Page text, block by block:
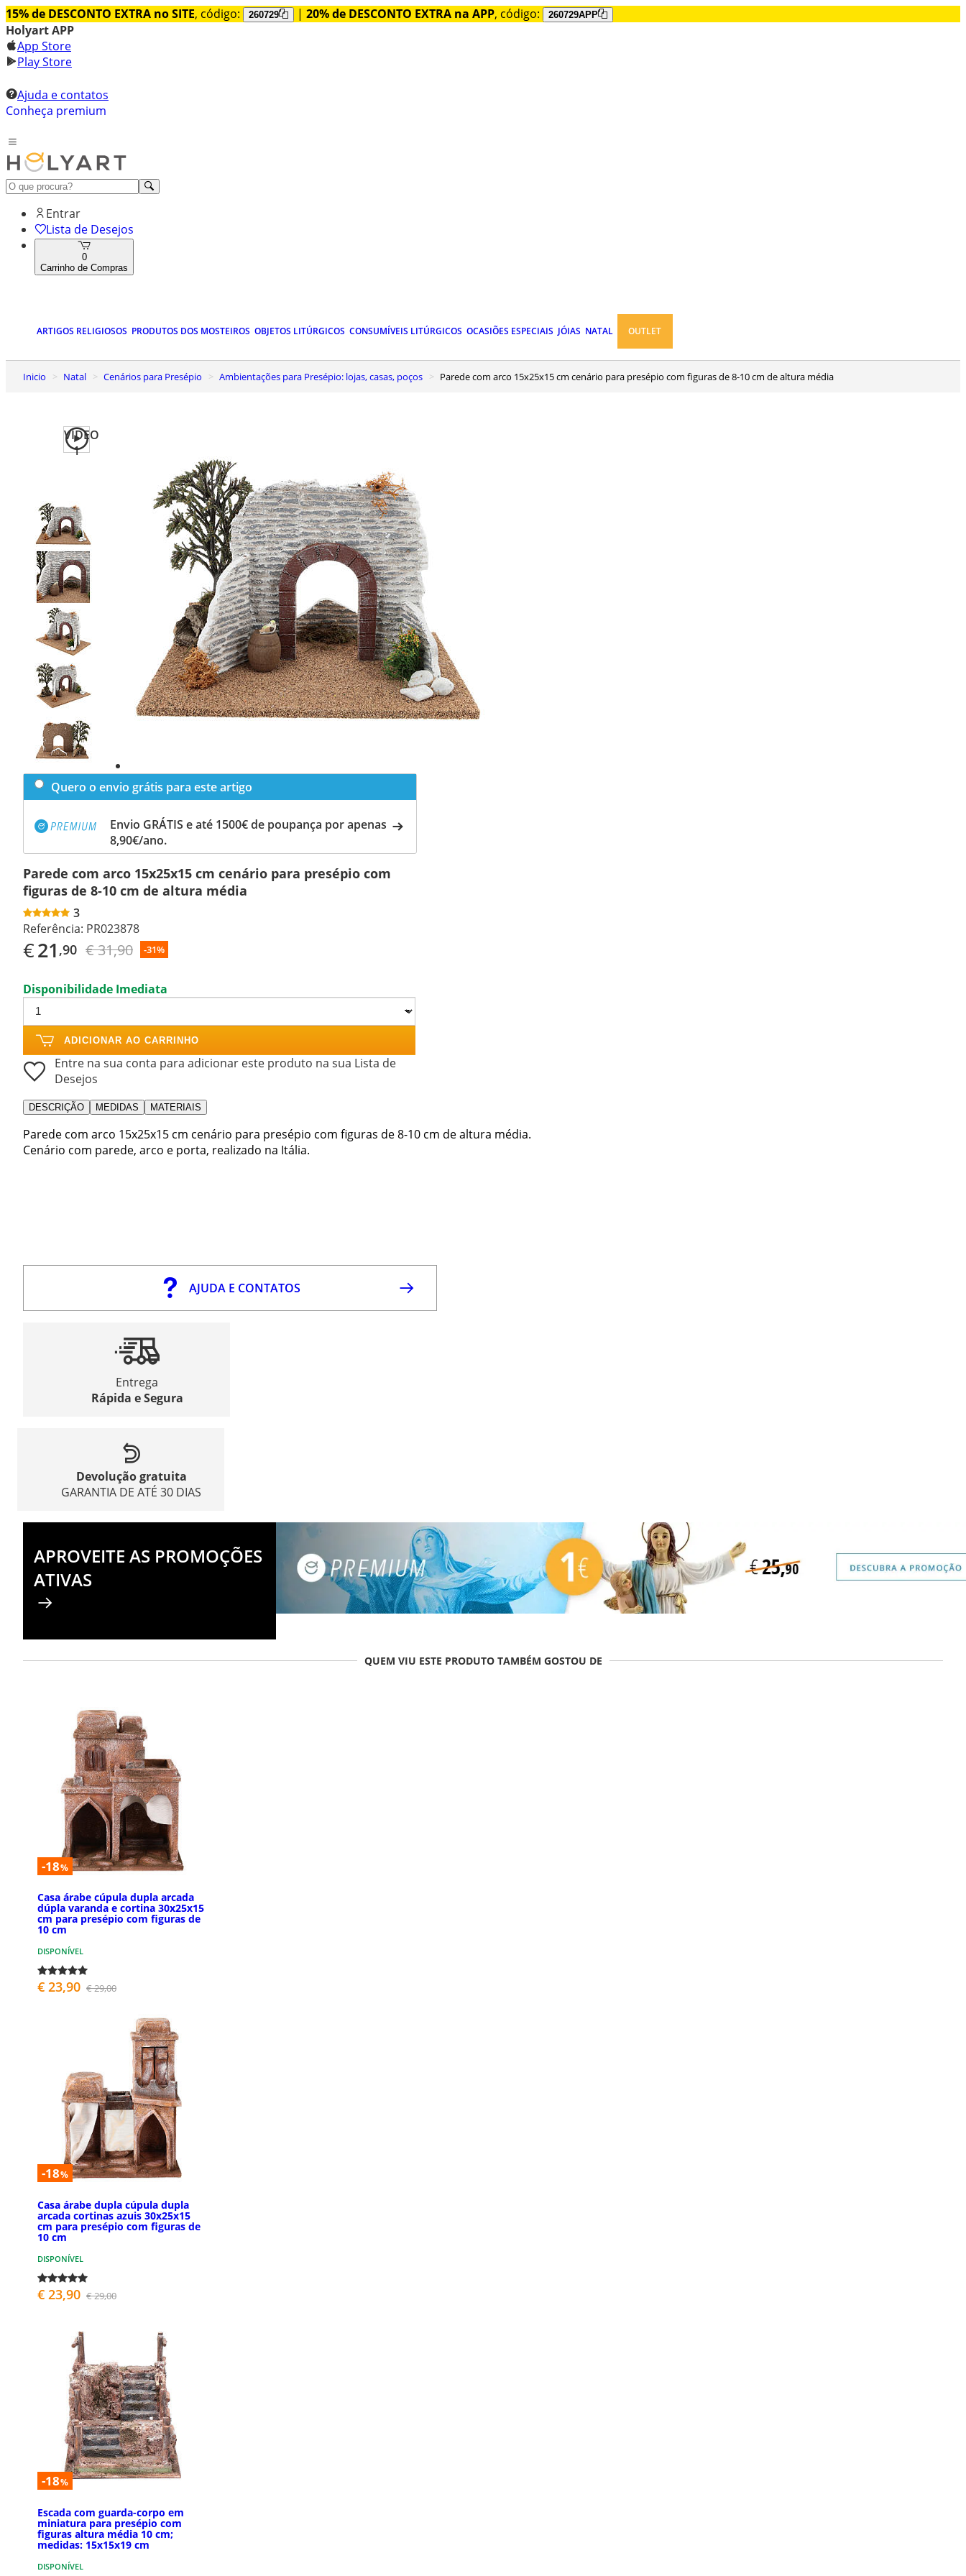
15% de DESCONTO EXTRA no SITE, código: 260729 | 20% de DESCONTO EXTRA na APP, código: 260729APP
Holyart APP
App Store
Play Store
Ajuda e contatos
Conheça premium
Entrar
Lista de Desejos
0
Carrinho de Compras
ARTIGOS RELIGIOSOS PRODUTOS DOS MOSTEIROS OBJETOS LITÚRGICOS CONSUMÍVEIS LITÚRGICOS OCASIÕES ESPECIAIS JÓIAS NATAL OUTLET
Inicio Natal Cenários para Presépio Ambientações para Presépio: lojas, casas, poços Parede com arco 15x25x15 cm cenário para presépio com figuras de 8-10 cm de altura média
VIDEO
1
Previous
slide
slide
Quero o envio grátis para este artigo
Envio GRÁTIS e até 1500€ de poupança por apenas
8,90€/ano.
Parede com arco 15x25x15 cm cenário para presépio com
figuras de 8-10 cm de altura média
3
Referência: PR023878
€21 ,90 € 31,90 -31%
Disponibilidade Imediata
ADICIONAR AO CARRINHO
Entre na sua conta para adicionar este produto na sua Lista de
Desejos
DESCRIÇÃO MEDIDAS MATERIAIS
Parede com arco 15x25x15 cm cenário para presépio com figuras de 8-10 cm de altura média.
Cenário com parede, arco e porta, realizado na Itália.
AJUDA E CONTATOS
Entrega
Rápida e Segura
Devolução gratuita
GARANTIA DE ATÉ 30 DIAS
APROVEITE AS PROMOÇÕES
ATIVAS
QUEM VIU ESTE PRODUTO TAMBÉM GOSTOU DE
-18%
Casa árabe cúpula dupla arcada
dúpla varanda e cortina 30x25x15
cm para presépio com figuras de
10 cm
DISPONÍVEL
€ 23,90 € 29,00
-18%
Casa árabe dupla cúpula dupla
arcada cortinas azuis 30x25x15
cm para presépio com figuras de
10 cm
DISPONÍVEL
€ 23,90 € 29,00
-18%
Escada com guarda-corpo em
miniatura para presépio com
figuras altura média 10 cm;
medidas: 15x15x19 cm
DISPONÍVEL